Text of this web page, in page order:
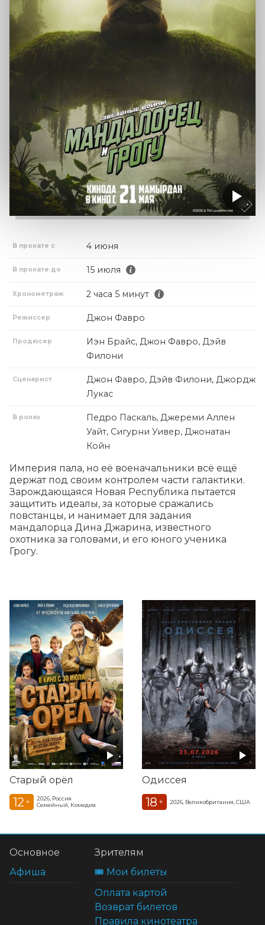
В прокате с 4 июня
В прокате до 15 июля
Хронометраж 2 часа 5 минут
Режиссер Джон Фавро
Продюсер
Иэн Брайс, Джон Фавро, Дэйв
Филони
Сценарист
Джон Фавро, Дэйв Филони, Джордж
Лукас
В ролях
Педро Паскаль, Джереми Аллен
Уайт, Сигурни Уивер, Джонатан
Койн
Империя пала, но её военачальники всё ещё
держат под своим контролем части галактики.
Зарождающаяся Новая Республика пытается
защитить идеалы, за которые сражались
повстанцы, и нанимает для задания
мандалорца Дина Джарина, известного
охотника за головами, и его юного ученика
Грогу.
Старый орёл
12 +
2026, Россия
Семейный, Комедия
Одиссея
18 + 2026, Великобритания, США
Основное
Афиша
Зрителям
🎟️ Мои билеты
Оплата картой
Возврат билетов
Правила кинотеатра